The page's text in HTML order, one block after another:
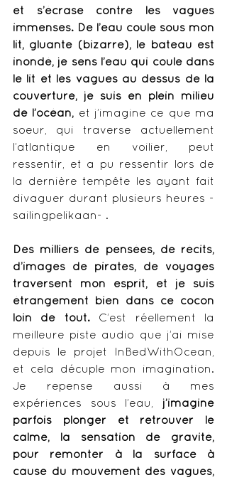
et s’écrase contre les vagues
immenses. De l’eau coule sous mon
lit, gluante (bizarre), le bateau est
inondé, je sens l’eau qui coule dans
le lit et les vagues au dessus de la
couverture, je suis en plein milieu
de l’océan, et j’imagine ce que ma
soeur, qui traverse actuellement
l’atlantique en voilier, peut
ressentir, et a pu ressentir lors de
la dernière tempête les ayant fait
divaguer durant plusieurs heures -
sailingpelikaan- .
Des milliers de pensées, de récits,
d’images de pirates, de voyages
traversent mon esprit, et je suis
étrangement bien dans ce cocon
loin de tout. C’est réellement la
meilleure piste audio que j’ai mise
depuis le projet InBedWithOcean,
et cela décuple mon imagination.
Je repense aussi à mes
expériences sous l’eau, j’imagine
parfois plonger et retrouver le
calme, la sensation de gravité,
pour remonter à la surface à
cause du mouvement des vagues,